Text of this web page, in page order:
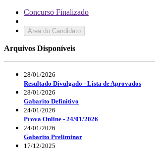
Concurso Finalizado
Área do Candidato
Arquivos Disponíveis
28/01/2026
Resultado Divulgado - Lista de Aprovados
28/01/2026
Gabarito Definitivo
24/01/2026
Prova Online - 24/01/2026
24/01/2026
Gabarito Preliminar
17/12/2025